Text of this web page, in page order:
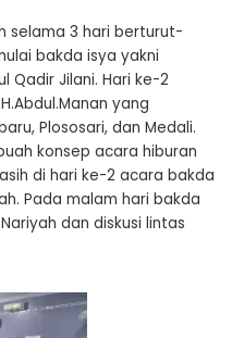
selama 3 hari berturut-
bakda isya yakni
Qadir Jilani. Hari ke-2
yang
Plososari, dan Medali.
konsep acara hiburan
di hari ke-2 acara bakda
Pada malam hari bakda
dan diskusi lintas